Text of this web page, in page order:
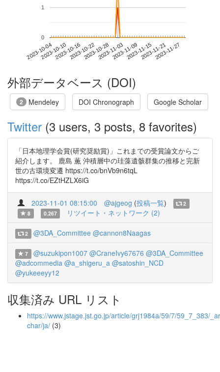
2023-10-042023-10-102023-10-162023-10-222023-10-282023-11-032023-11-092023-11-152023-11-212023-11-27
0
1
外部データベース (DOI)
2 Mendeley DOI Chronograph Google Scholar
Twitter (3 users, 3 posts, 8 favorites)
「日本地理学会賞(研究奨励賞)」これまでの受賞論文からご
紹介します。 鹿島 薫 沖積層中の珪藻遺骸群集の推移と完新
世の古環境変遷 https://t.co/bnVb9n6tqL
https://t.co/EZtHZLX6iG
2023-11-01 08:15:00 @ajgeog (投稿一覧)
2
8
0.267 リツイート・ネットワーク (2)
2 @3DA_Committee @cannon8Naagas
7 @suzukipon1007 @CraneIvy67676 @3DA_Committee
@adcommedia @a_shigeru_a @satoshin_NCD
@yukeeeyy12
収集済み URL リスト
https://www.jstage.jst.go.jp/article/grj1984a/59/7/59_7_383/
char/ja/ (3)